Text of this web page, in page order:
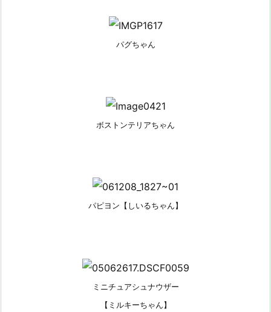
パグちゃん
ボストンテリアちゃん
パピヨン【しいるちゃん】
ミニチュアシュナウザー
【ミルキーちゃん】